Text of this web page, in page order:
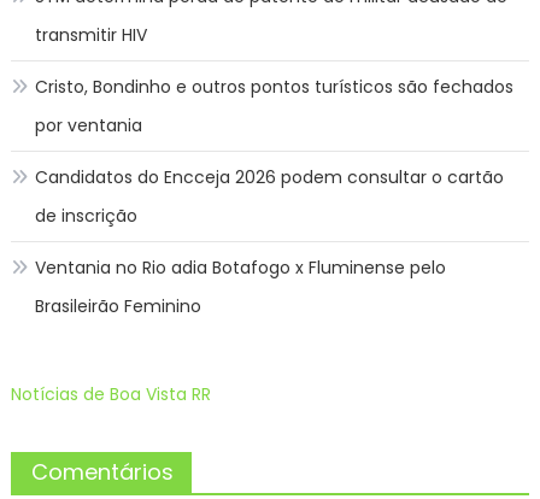
transmitir HIV
Cristo, Bondinho e outros pontos turísticos são fechados
por ventania
Candidatos do Encceja 2026 podem consultar o cartão
de inscrição
Ventania no Rio adia Botafogo x Fluminense pelo
Brasileirão Feminino
Notícias de Boa Vista RR
Comentários